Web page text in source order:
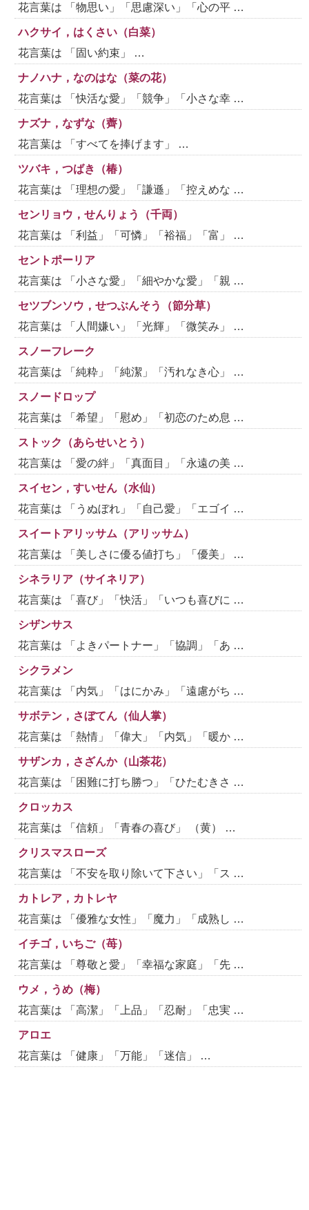
花言葉は 「物思い」「思慮深い」「心の平 …
ハクサイ，はくさい（白菜）
花言葉は 「固い約束」 …
ナノハナ，なのはな（菜の花）
花言葉は 「快活な愛」「競争」「小さな幸 …
ナズナ，なずな（薺）
花言葉は 「すべてを捧げます」 …
ツバキ，つばき（椿）
花言葉は 「理想の愛」「謙遜」「控えめな …
センリョウ，せんりょう（千両）
花言葉は 「利益」「可憐」「裕福」「富」 …
セントポーリア
花言葉は 「小さな愛」「細やかな愛」「親 …
セツブンソウ，せつぶんそう（節分草）
花言葉は 「人間嫌い」「光輝」「微笑み」 …
スノーフレーク
花言葉は 「純粋」「純潔」「汚れなき心」 …
スノードロップ
花言葉は 「希望」「慰め」「初恋のため息 …
ストック（あらせいとう）
花言葉は 「愛の絆」「真面目」「永遠の美 …
スイセン，すいせん（水仙）
花言葉は 「うぬぼれ」「自己愛」「エゴイ …
スイートアリッサム（アリッサム）
花言葉は 「美しさに優る値打ち」「優美」 …
シネラリア（サイネリア）
花言葉は 「喜び」「快活」「いつも喜びに …
シザンサス
花言葉は 「よきパートナー」「協調」「あ …
シクラメン
花言葉は 「内気」「はにかみ」「遠慮がち …
サボテン，さぼてん（仙人掌）
花言葉は 「熱情」「偉大」「内気」「暖か …
サザンカ，さざんか（山茶花）
花言葉は 「困難に打ち勝つ」「ひたむきさ …
クロッカス
花言葉は 「信頼」「青春の喜び」 （黄） …
クリスマスローズ
花言葉は 「不安を取り除いて下さい」「ス …
カトレア，カトレヤ
花言葉は 「優雅な女性」「魔力」「成熟し …
イチゴ，いちご（苺）
花言葉は 「尊敬と愛」「幸福な家庭」「先 …
ウメ，うめ（梅）
花言葉は 「高潔」「上品」「忍耐」「忠実 …
アロエ
花言葉は 「健康」「万能」「迷信」 …